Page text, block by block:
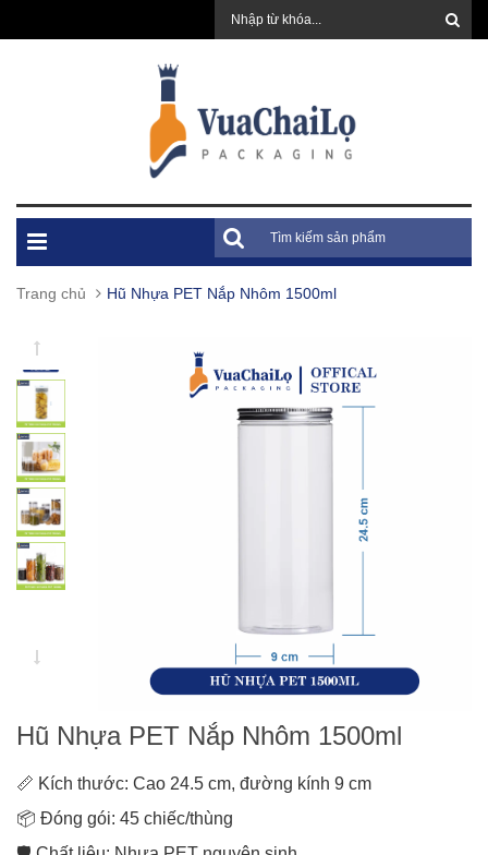
Trang chủ Hũ Nhựa PET Nắp Nhôm 1500ml
Hũ Nhựa PET Nắp Nhôm 1500ml
📏 Kích thước: Cao 24.5 cm, đường kính 9 cm
📦 Đóng gói: 45 chiếc/thùng